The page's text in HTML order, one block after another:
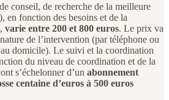
conseil, de recherche de la meilleure
en fonction des besoins et de la
varie entre 200 et 800 euros. Le prix va
de l’intervention (par téléphone ou
domicile). Le suivi et la coordination
du niveau de coordination et de la
s’échelonner d’un abonnement
centaine d’euros à 500 euros